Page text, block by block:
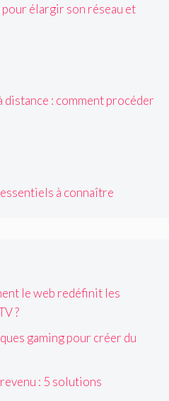
élargir son réseau et
distance : comment procéder
à connaître
le web redéfinit les
?
gaming pour créer du
: 5 solutions